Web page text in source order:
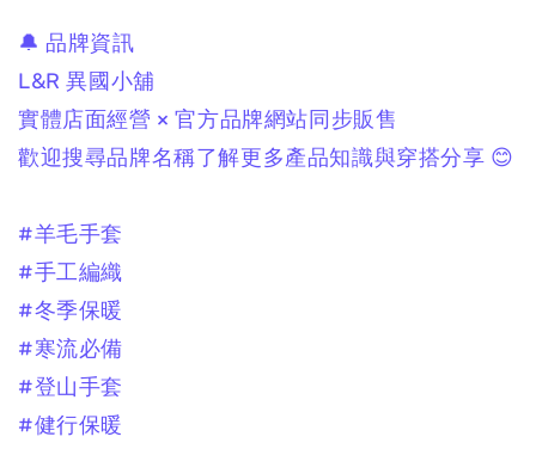
🔔 品牌資訊
L&R 異國小舖
實體店面經營 × 官方品牌網站同步販售
歡迎搜尋品牌名稱了解更多產品知識與穿搭分享 😊
#羊毛手套
#手工編織
#冬季保暖
#寒流必備
#登山手套
#健行保暖